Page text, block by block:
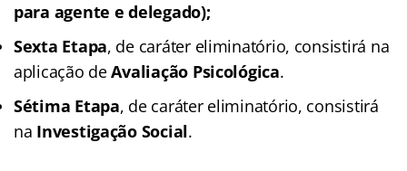
para agente e delegado);
Sexta Etapa, de caráter eliminatório, consistirá na
aplicação deAvaliação Psicológica.
Sétima Etapa, de caráter eliminatório, consistirá
na Investigação Social.